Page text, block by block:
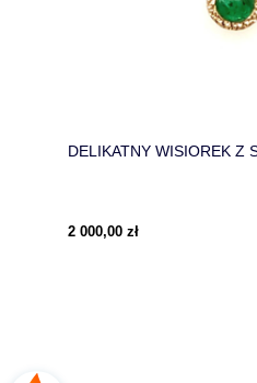
DELIKATNY WISIOREK Z
2 000,00 zł